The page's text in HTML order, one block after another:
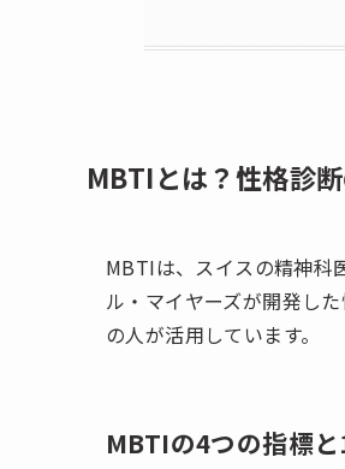
MBTIとは？性格診
MBTIは、スイスの精神科
ル・マイヤーズが開発し
の人が活用しています。
MBTIの4つの指標